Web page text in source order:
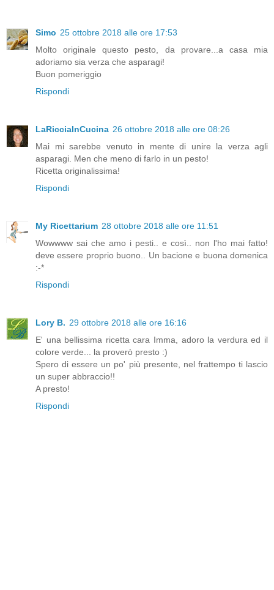
Simo 25 ottobre 2018 alle ore 17:53
Molto originale questo pesto, da provare...a casa mia
adoriamo sia verza che asparagi!
Buon pomeriggio
Rispondi
LaRicciaInCucina 26 ottobre 2018 alle ore 08:26
Mai mi sarebbe venuto in mente di unire la verza agli
asparagi. Men che meno di farlo in un pesto!
Ricetta originalissima!
Rispondi
My Ricettarium 28 ottobre 2018 alle ore 11:51
Wowwww sai che amo i pesti.. e così.. non l'ho mai fatto!
deve essere proprio buono.. Un bacione e buona domenica
:-*
Rispondi
Lory B. 29 ottobre 2018 alle ore 16:16
E' una bellissima ricetta cara Imma, adoro la verdura ed il
colore verde... la proverò presto :)
Spero di essere un po' più presente, nel frattempo ti lascio
un super abbraccio!!
A presto!
Rispondi